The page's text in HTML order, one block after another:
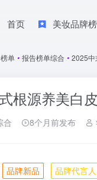
首页 美妆品牌榜
单 • 报告榜单综合 • 2025中
根源养美白
合 8个月前发布
品牌新品 品牌代言人